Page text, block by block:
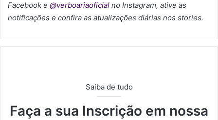
Facebook e @verboariaoficial no Instagram, ative as
notificações e confira as atualizações diárias nos stories.
Saiba de tudo
Faça a sua Inscrição em nossa